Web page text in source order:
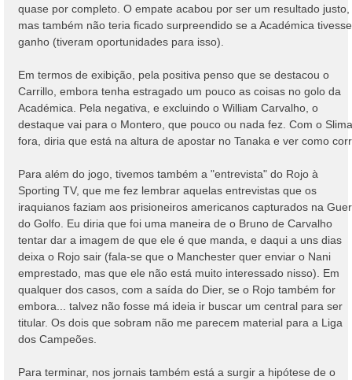
quase por completo. O empate acabou por ser um resultado justo,
mas também não teria ficado surpreendido se a Académica tivesse
ganho (tiveram oportunidades para isso).
Em termos de exibição, pela positiva penso que se destacou o
Carrillo, embora tenha estragado um pouco as coisas no golo da
Académica. Pela negativa, e excluindo o William Carvalho, o
destaque vai para o Montero, que pouco ou nada fez. Com o
fora, diria que está na altura de apostar no Tanaka e ver como
Para além do jogo, tivemos também a "entrevista" do Rojo à
Sporting TV, que me fez lembrar aquelas entrevistas que os
iraquianos faziam aos prisioneiros americanos capturados na
do Golfo. Eu diria que foi uma maneira de o Bruno de Carvalho
tentar dar a imagem de que ele é que manda, e daqui a uns dias
deixa o Rojo sair (fala-se que o Manchester quer enviar o Nani
emprestado, mas que ele não está muito interessado nisso). Em
qualquer dos casos, com a saída do Dier, se o Rojo também for
embora... talvez não fosse má ideia ir buscar um central para ser
titular. Os dois que sobram não me parecem material para a Liga
dos Campeões.
Para terminar, nos jornais também está a surgir a hipótese de o